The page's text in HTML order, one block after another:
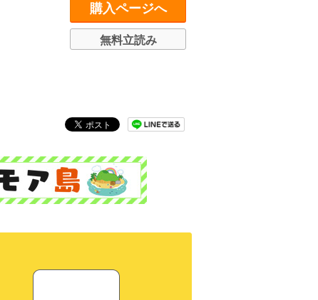
購入ページへ
無料立読み